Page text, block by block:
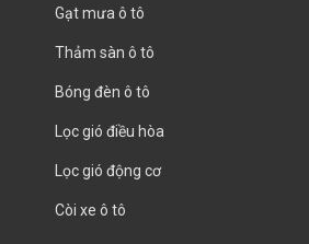
Gạt mưa ô tô
Thảm sàn ô tô
Bóng đèn ô tô
Lọc gió điều hòa
Lọc gió động cơ
Còi xe ô tô